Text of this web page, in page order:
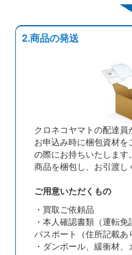
2.商品の発送
クロネコヤマトの配達員
お申込み時に梱包資材
の際にお持ちいたします。
商品を梱包し、お引渡し
ご用意いただくもの
・買取ご依頼品
・本人確認書類（運転免
パスポート（住所記載あ
・ダンボール、緩衝材